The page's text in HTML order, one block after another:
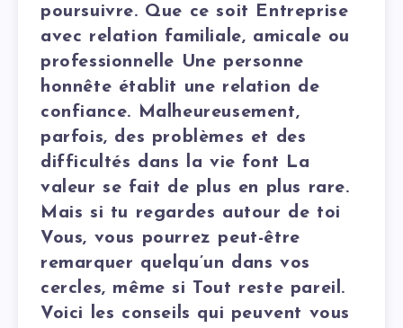
poursuivre. Que ce soit Entreprise
avec relation familiale, amicale ou
professionnelle Une personne
honnête établit une relation de
confiance. Malheureusement,
parfois, des problèmes et des
difficultés dans la vie font La
valeur se fait de plus en plus rare.
Mais si tu regardes autour de toi
Vous, vous pourrez peut-être
remarquer quelqu’un dans vos
cercles, même si Tout reste pareil.
Voici les conseils qui peuvent vous